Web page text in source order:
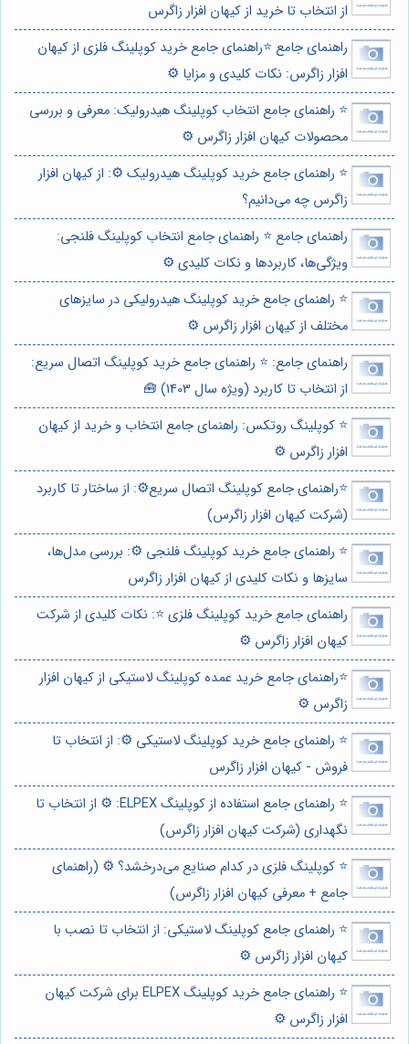
از انتخاب تا خرید از کیهان افزار زاگرس
راهنمای جامع ⭐️راهنمای جامع خرید کوپلینگ فلزی از کیهان
افزار زاگرس: نکات کلیدی و مزایا ⚙️
⭐️ راهنمای جامع انتخاب کوپلینگ هیدرولیک: معرفی و بررسی
محصولات کیهان افزار زاگرس ⚙️
⭐️ راهنمای جامع خرید کوپلینگ هیدرولیک ⚙️: از کیهان افزار
زاگرس چه می‌دانیم؟
راهنمای جامع ⭐️ راهنمای جامع انتخاب کوپلینگ فلنجی:
ویژگی‌ها، کاربردها و نکات کلیدی ⚙️
⭐️ راهنمای جامع خرید کوپلینگ هیدرولیکی در سایزهای
مختلف از کیهان افزار زاگرس ⚙️
راهنمای جامع: ⭐️ راهنمای جامع خرید کوپلینگ اتصال سریع:
از انتخاب تا کاربرد (ویژه سال 1403) 🧰
⭐️ کوپلینگ روتکس: راهنمای جامع انتخاب و خرید از کیهان
افزار زاگرس ⚙️
⭐️راهنمای جامع کوپلینگ اتصال سریع⚙️: از ساختار تا کاربرد
(شرکت کیهان افزار زاگرس)
⭐️ راهنمای جامع خرید کوپلینگ فلنجی ⚙️: بررسی مدل‌ها،
سایزها و نکات کلیدی از کیهان افزار زاگرس
راهنمای جامع خرید کوپلینگ فلزی ⭐️: نکات کلیدی از شرکت
کیهان افزار زاگرس ⚙️
⭐️راهنمای جامع خرید عمده کوپلینگ لاستیکی از کیهان افزار
زاگرس ⚙️
⭐️ راهنمای جامع خرید کوپلینگ لاستیکی ⚙️: از انتخاب تا
فروش - کیهان افزار زاگرس
⭐️ راهنمای جامع استفاده از کوپلینگ ELPEX: ⚙️ از انتخاب تا
نگهداری (شرکت کیهان افزار زاگرس)
⭐️ کوپلینگ فلزی در کدام صنایع می‌درخشد؟ ⚙️ (راهنمای
جامع + معرفی کیهان افزار زاگرس)
⭐️ راهنمای جامع کوپلینگ لاستیکی: از انتخاب تا نصب با
کیهان افزار زاگرس ⚙️
⭐️ راهنمای جامع خرید کوپلینگ ELPEX برای شرکت کیهان
افزار زاگرس ⚙️